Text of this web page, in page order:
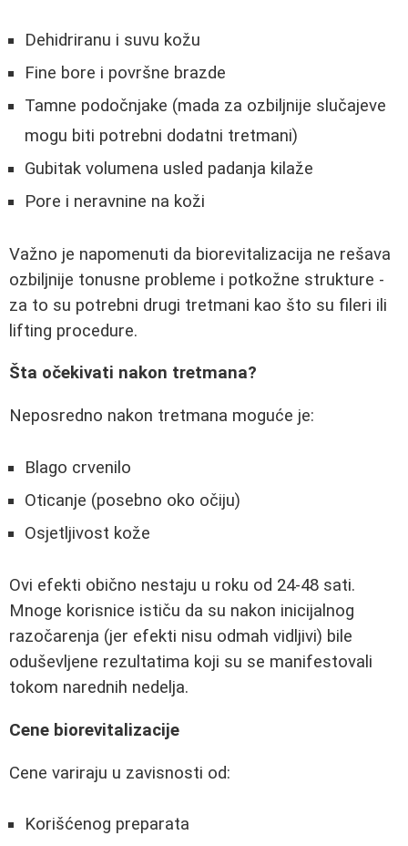
Dehidriranu i suvu kožu
Fine bore i površne brazde
Tamne podočnjake (mada za ozbiljnije slučajeve
mogu biti potrebni dodatni tretmani)
Gubitak volumena usled padanja kilaže
Pore i neravnine na koži
Važno je napomenuti da biorevitalizacija ne rešava
ozbiljnije tonusne probleme i potkožne strukture -
za to su potrebni drugi tretmani kao što su fileri ili
lifting procedure.
Šta očekivati nakon tretmana?
Neposredno nakon tretmana moguće je:
Blago crvenilo
Oticanje (posebno oko očiju)
Osjetljivost kože
Ovi efekti obično nestaju u roku od 24-48 sati.
Mnoge korisnice ističu da su nakon inicijalnog
razočarenja (jer efekti nisu odmah vidljivi) bile
oduševljene rezultatima koji su se manifestovali
tokom narednih nedelja.
Cene biorevitalizacije
Cene variraju u zavisnosti od:
Korišćenog preparata